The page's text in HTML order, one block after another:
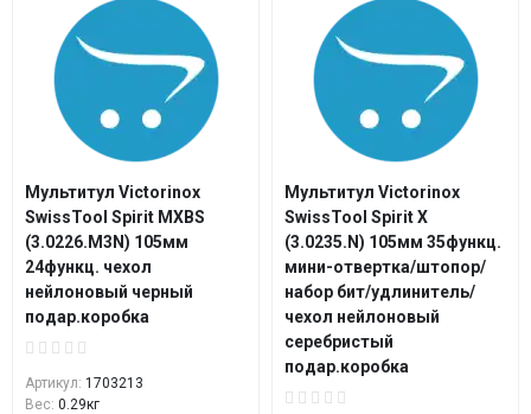
Мультитул Victorinox
SwissTool Spirit MXBS
(3.0226.M3N) 105мм
24функц. чехол
нейлоновый черный
подар.коробка
Артикул: 1703213
Вес: 0.29кг
Мультитул Victorinox
SwissTool Spirit X
(3.0235.N) 105мм 35функц.
мини-отвертка/штопор/
набор бит/удлинитель/
чехол нейлоновый
серебристый
подар.коробка